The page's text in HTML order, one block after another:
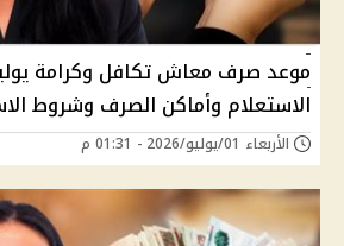
الاستعلام وأماكن الصرف وشروط
الأربعاء 01/يوليو/2026 - 01:31 م